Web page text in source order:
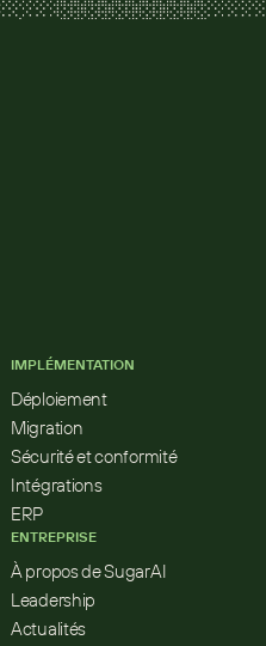
IMPLÉMENTATION
Déploiement
Migration
Sécurité et conformité
Intégrations
ERP
ENTREPRISE
À propos de SugarAI
Leadership
Actualités